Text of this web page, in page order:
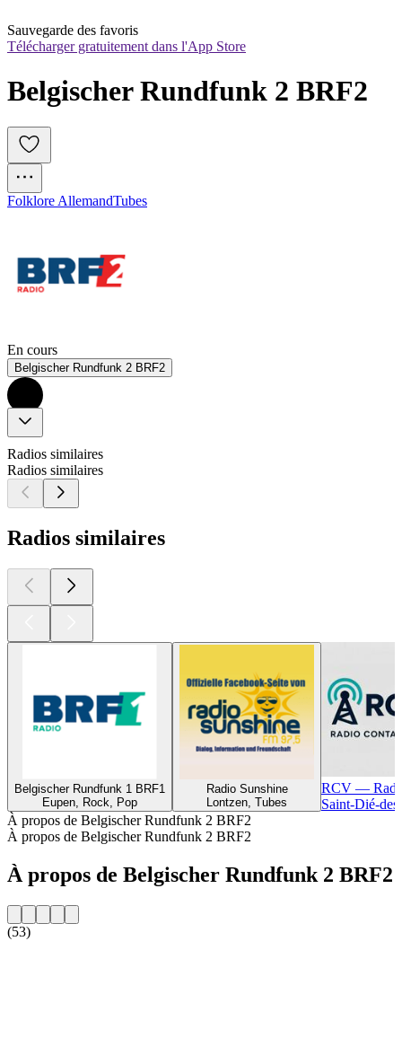
Sauvegarde des favoris
Télécharger gratuitement dans l'App Store
Belgischer Rundfunk 2 BRF2
Folklore AllemandTubes
En cours
Belgischer Rundfunk 2 BRF2
Radios similaires
Radios similaires
Radios similaires
Belgischer Rundfunk 1 BRF1
Eupen, Rock, Pop
Radio Sunshine
Lontzen, Tubes
RCV —
Saint-Dié-
À propos de Belgischer Rundfunk 2 BRF2
À propos de Belgischer Rundfunk 2 BRF2
À propos de Belgischer Rundfunk 2 BRF2
(53)